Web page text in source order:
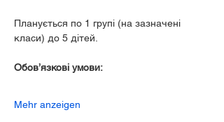
Планується по 1 групі (на зазначені
класи) до 5 дітей.
Обов’язкові умови:
Mehr anzeigen